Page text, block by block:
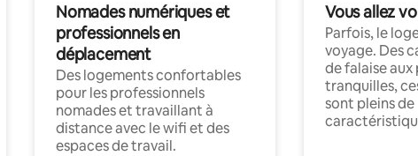
Nomades numériques et
professionnels en
déplacement
Des logements confortables
pour les professionnels
nomades et travaillant à
distance avec le wifi et des
espaces de travail.
Vous allez
Parfois, le
voyage. Des
de falaise aux
tranquilles,
sont pleins de